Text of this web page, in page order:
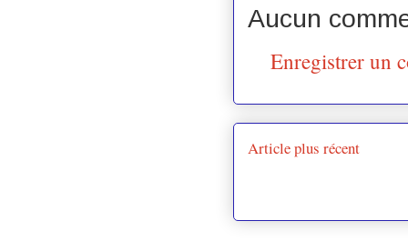
Aucun
Enregistrer un
Article plus récent